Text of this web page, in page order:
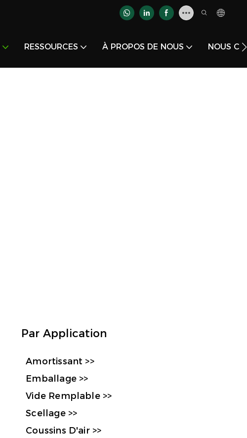
RESSOURCES À PROPOS DE NOUS NOUS
Par Application
Amortissant >>
Emballage >>
Vide Remplable >>
Scellage >>
Coussins D'air >>